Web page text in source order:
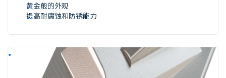
黄金般的外观
提高耐腐蚀和防锈能力